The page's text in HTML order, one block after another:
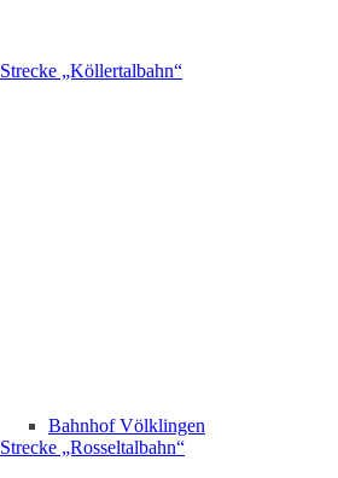
Strecke „Köllertalbahn“
Bahnhof Völklingen
Strecke „Rosseltalbahn“